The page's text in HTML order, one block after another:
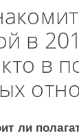
в
в
ли